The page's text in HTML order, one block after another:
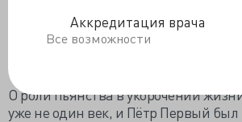
Аккредитация врача
Все возможности
половина из злоупотребляющего
«мужского работающего
мужской и 15% женской смертности.
О роли пьянства в укорочении
уже не один век, и Пётр Первый был